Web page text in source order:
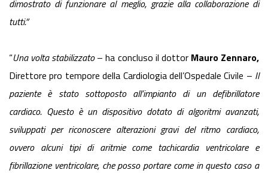
dimostrato di funzionare al meglio, grazie alla collaborazione di
tutti.”
“Una volta stabilizzato– ha concluso il dottor Mauro Zennaro,
Direttore pro tempore della Cardiologia dell’Ospedale Civile – Il
paziente è stato sottoposto all’impianto di un defibrillatore
cardiaco. Questo è un dispositivo dotato di algoritmi avanzati,
sviluppati per riconoscere alterazioni gravi del ritmo cardiaco,
ovvero alcuni tipi di aritmie come tachicardia ventricolare e
fibrillazione ventricolare, che posso portare come in questo caso a